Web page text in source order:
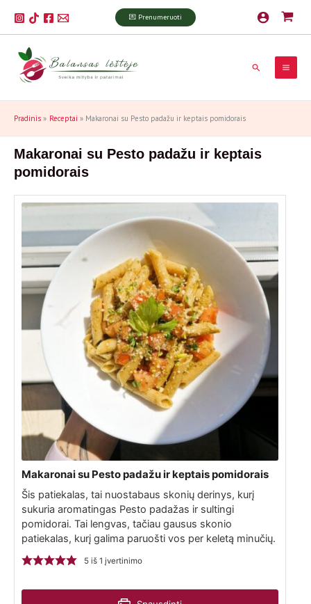
prie
turinio
💌 Prenumeruoti
Paieška
Pradinis Receptai Makaronai su Pesto padažu ir keptais pomidorais
Makaronai su Pesto padažu ir keptais
pomidorais
Makaronai su Pesto padažu ir keptais pomidorais
Šis patiekalas, tai nuostabaus skonių derinys, kurį
sukuria aromatingas Pesto padažas ir sultingi
pomidorai. Tai lengvas, tačiau gausus skonio
patiekalas, kurį galima paruošti vos per keletą minučių.
5 iš 1 įvertinimo
P
i
e